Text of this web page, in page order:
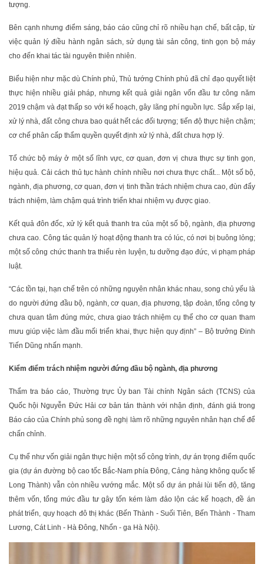
tượng.
Bên cạnh nhưng điểm sáng, báo cáo cũng chỉ rõ nhiều hạn chế, bất cập, từ
việc quản lý điều hành ngân sách, sử dụng tài sản công, tinh gọn bộ máy
cho đến khai tác tài nguyên thiên nhiên.
Biểu hiện như mặc dù Chính phủ, Thủ tướng Chính phủ đã chỉ đạo quyết liệt
thực hiện nhiều giải pháp, nhưng kết quả giải ngân vốn đầu tư công năm
2019 chậm và đạt thấp so với kế hoạch, gây lãng phí nguồn lực. Sắp xếp lại,
xử lý nhà, đất công chưa bao quát hết các đối tượng; tiến độ thực hiện chậm;
cơ chế phân cấp thẩm quyền quyết định xử lý nhà, đất chưa hợp lý.
Tổ chức bộ máy ở một số lĩnh vực, cơ quan, đơn vị chưa thực sự tinh gọn,
hiệu quả. Cải cách thủ tục hành chính nhiều nơi chưa thực chất... Một số bộ,
ngành, địa phương, cơ quan, đơn vị tinh thần trách nhiệm chưa cao, đùn đẩy
trách nhiệm, làm chậm quá trình triển khai nhiệm vụ được giao.
Kết quả đôn đốc, xử lý kết quả thanh tra của một số bộ, ngành, địa phương
chưa cao. Công tác quản lý hoạt động thanh tra có lúc, có nơi bị buông lỏng;
một số công chức thanh tra thiếu rèn luyện, tu dưỡng đạo đức, vi phạm pháp
luật.
“Các tồn tại, hạn chế trên có những nguyên nhân khác nhau, song chủ yếu là
do người đứng đầu bộ, ngành, cơ quan, địa phương, tập đoàn, tổng công ty
chưa quan tâm đúng mức, chưa giao trách nhiệm cụ thể cho cơ quan tham
mưu giúp việc làm đầu mối triển khai, thực hiện quy định” – Bộ trưởng Đinh
Tiến Dũng nhấn mạnh.
Kiểm điểm trách nhiệm người đứng đầu bộ ngành, địa phương
Thẩm tra báo cáo, Thường trực Ủy ban Tài chính Ngân sách (TCNS) của
Quốc hội Nguyễn Đức Hải cơ bản tán thành với nhận định, đánh giá trong
Báo cáo của Chính phủ song đề nghị làm rõ những nguyên nhân hạn chế để
chấn chỉnh.
Cụ thể như vốn giải ngân thực hiện một số công trình, dự án trọng điểm quốc
gia (dự án đường bộ cao tốc Bắc-Nam phía Đông, Cảng hàng không quốc tế
Long Thành) vẫn còn nhiều vướng mắc. Một số dự án phải lùi tiến độ, tăng
thêm vốn, tổng mức đầu tư gây tốn kém làm đảo lộn các kế hoạch, đề án
phát triển, quy hoạch đô thị khác (Bến Thành - Suối Tiên, Bến Thành - Tham
Lương, Cát Linh - Hà Đông, Nhổn - ga Hà Nội).